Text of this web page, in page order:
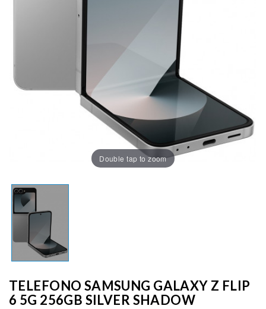
Double tap to zoom
TELEFONO SAMSUNG GALAXY Z FLIP
6 5G 256GB SILVER SHADOW